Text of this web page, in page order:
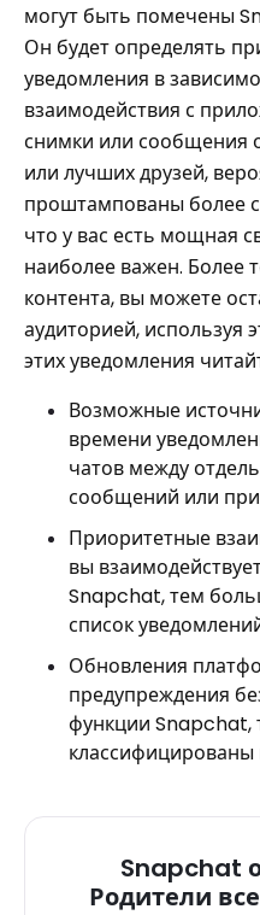
могут быть помечены
Он будет определять
уведомления в
взаимодействия с
снимки или сообщения
или лучших друзей,
проштампованы более
что у вас есть мощная
наиболее важен. Более
контента, вы можете
аудиторией, используя
этих уведомления
Возможные
времени
чатов между
сообщений или
Приоритетные
вы
Snapchat, тем
список
Обновления
предупреждения
функции Snapchat,
классифицированы
Snapchat
Родители